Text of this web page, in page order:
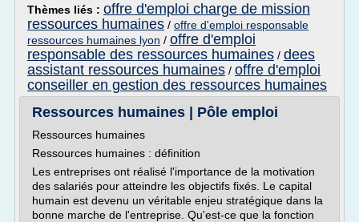
Thèmes liés : offre d'emploi charge de mission
ressources humaines / offre d'emploi responsable
ressources humaines lyon / offre d'emploi
responsable des ressources humaines / dees
assistant ressources humaines / offre d'emploi
conseiller en gestion des ressources humaines
Ressources humaines | Pôle emploi
Ressources humaines
Ressources humaines : définition
Les entreprises ont réalisé l'importance de la motivation
des salariés pour atteindre les objectifs fixés. Le capital
humain est devenu un véritable enjeu stratégique dans la
bonne marche de l'entreprise. Qu'est-ce que la fonction